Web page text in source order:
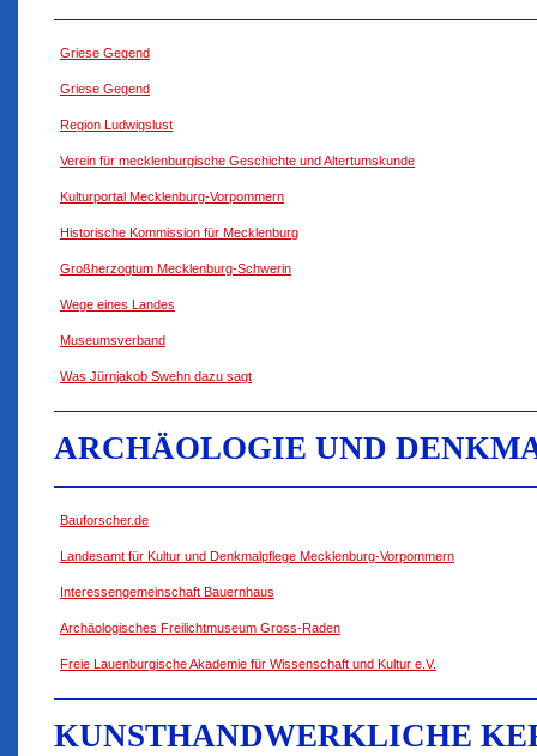
Griese Gegend
Griese Gegend
Region Ludwigslust
Verein für mecklenburgische Geschichte und Altertumskunde
Kulturportal Mecklenburg-Vorpommern
Historische Kommission für Mecklenburg
Großherzogtum Mecklenburg-Schwerin
Wege eines Landes
Museumsverband
Was Jürnjakob Swehn dazu sagt
ARCHÄOLOGIE UND
Bauforscher.de
Landesamt für Kultur und Denkmalpflege Mecklenburg-Vorpommern
Interessengemeinschaft Bauernhaus
Archäologisches Freilichtmuseum Gross-Raden
Freie Lauenburgische Akademie für Wissenschaft und Kultur e.V.
KUNSTHANDWERKLICHE